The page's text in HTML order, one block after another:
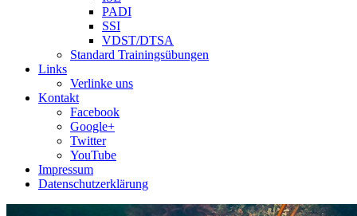
PADI
SSI
VDST/DTSA
Standard Trainingsübungen
Links
Verlinke uns
Kontakt
Facebook
Google+
Twitter
YouTube
Impressum
Datenschutzerklärung